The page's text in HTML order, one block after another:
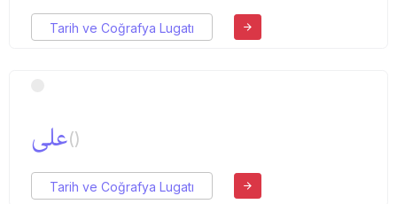
Tarih ve Coğrafya Lugatı
علی()
Tarih ve Coğrafya Lugatı